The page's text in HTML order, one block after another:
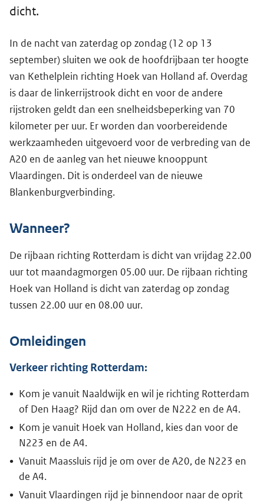
dicht.
In de nacht van zaterdag op zondag (12 op 13
september) sluiten we ook de hoofdrijbaan ter hoogte
van Kethelplein richting Hoek van Holland af. Overdag
is daar de linkerrijstrook dicht en voor de andere
rijstroken geldt dan een snelheidsbeperking van 70
kilometer per uur. Er worden dan voorbereidende
werkzaamheden uitgevoerd voor de verbreding van de
A20 en de aanleg van het nieuwe knooppunt
Vlaardingen. Dit is onderdeel van de nieuwe
Blankenburgverbinding.
Wanneer?
De rijbaan richting Rotterdam is dicht van vrijdag 22.00
uur tot maandagmorgen 05.00 uur. De rijbaan richting
Hoek van Holland is dicht van zaterdag op zondag
tussen 22.00 uur en 08.00 uur.
Omleidingen
Verkeer richting Rotterdam:
Kom je vanuit Naaldwijk en wil je richting Rotterdam
of Den Haag? Rijd dan om over de N222 en de A4.
Kom je vanuit Hoek van Holland, kies dan voor de
N223 en de A4.
Vanuit Maassluis rijd je om over de A20, de N223 en
de A4.
Vanuit Vlaardingen rijd je binnendoor naar de oprit